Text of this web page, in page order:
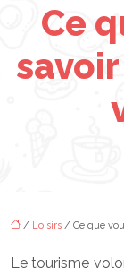
Ce
/ Loisirs / Ce que
Le tourisme